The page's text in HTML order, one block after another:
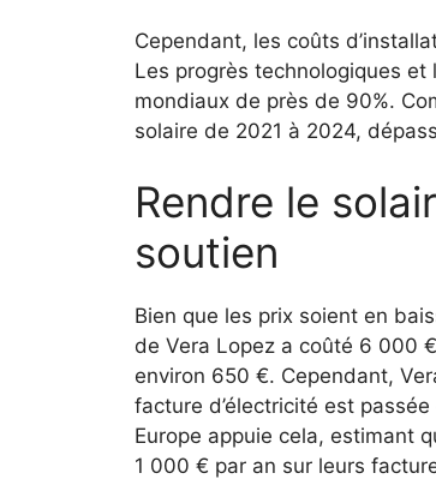
Cependant, les coûts
Les progrès technologiques
mondiaux de près de 90%.
solaire de 2021 à 2024,
Rendre le
soutien
Bien que les prix soient en
de Vera Lopez a coûté 6 000
environ 650 €. Cependant,
facture d’électricité est
Europe appuie cela, estimant
1 000 € par an sur leurs